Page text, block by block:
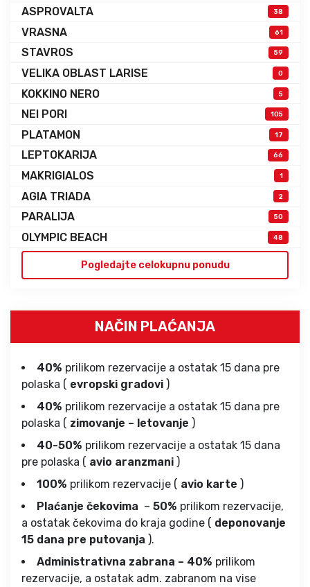
ASPROVALTA 38
VRASNA 61
STAVROS 59
VELIKA OBLAST LARISE 0
KOKKINO NERO 5
NEI PORI 105
PLATAMON 17
LEPTOKARIJA 66
MAKRIGIALOS 1
AGIA TRIADA 2
PARALIJA 50
OLYMPIC BEACH 48
Pogledajte celokupnu ponudu
NAČIN PLAĆANJA
40% prilikom rezervacije a ostatak 15 dana pre
polaska ( evropski gradovi )
40% prilikom rezervacije a ostatak 15 dana pre
polaska ( zimovanje – letovanje )
40-50% prilikom rezervacije a ostatak 15 dana
pre polaska ( avio aranzmani )
100% prilikom rezervacije ( avio karte )
Plaćanje čekovima – 50% prilikom rezervacije,
a ostatak čekovima do kraja godine ( deponovanje
15 dana pre putovanja ).
Administrativna zabrana – 40% prilikom
rezervacije, a ostatak adm. zabranom na vise